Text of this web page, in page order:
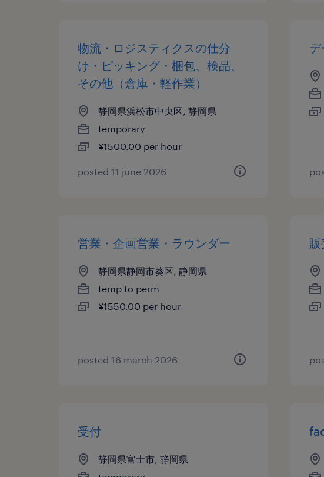
物流・ロジスティクスの仕分
け・ピッキング・梱包、検品、
その他（倉庫・軽作業）
静岡県浜松市中央区, 静岡県
temporary
¥1500.00 per hour
posted 11 june 2026
営業・企画営業・ラウンダー
静岡県静岡市葵区, 静岡県
temp to perm
¥1550.00 per hour
posted 16 march 2026
販
受付
静岡県富士市, 静岡県